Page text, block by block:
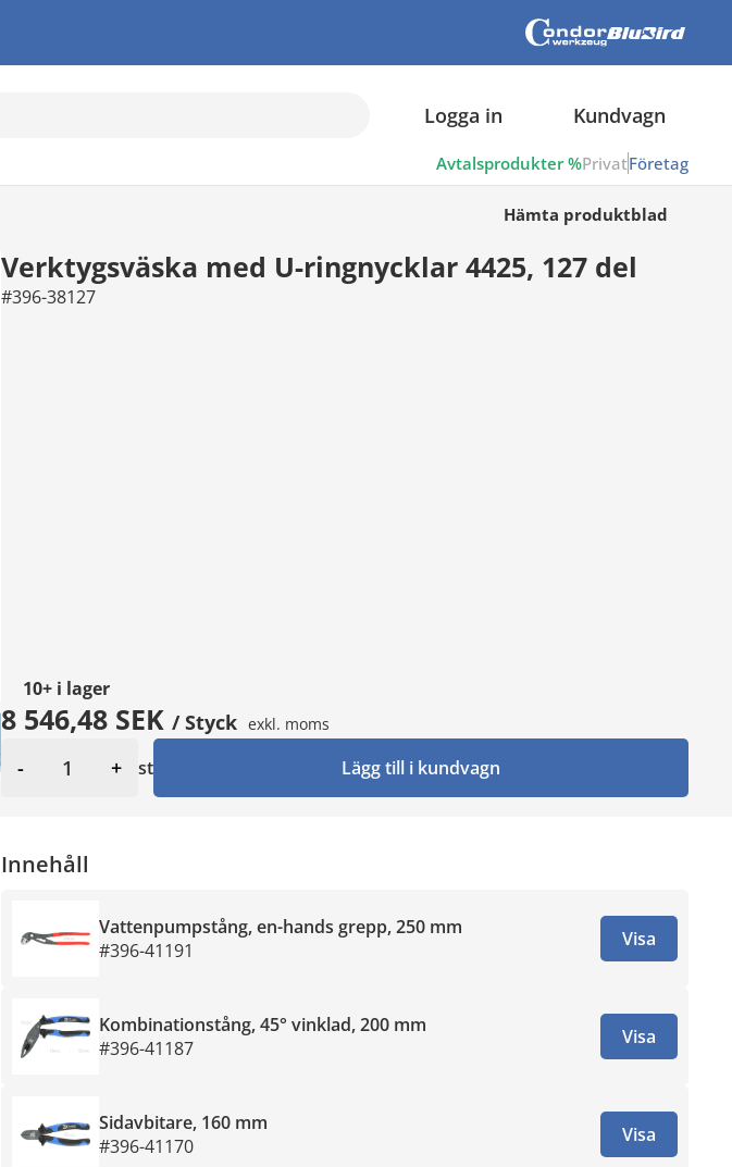
Logga in Kundvagn
Avtalsprodukter %PrivatFöretag
Hämta produktblad
Verktygsväska med U-ringnycklar 4425, 127 del
#396-38127
10+ i lager
8 546,48 SEK / Styck exkl. moms
- + st Lägg till i kundvagn
Innehåll
Vattenpumpstång, en-hands grepp, 250 mm
#396-41191
Visa
Kombinationstång, 45° vinklad, 200 mm
#396-41187
Visa
Sidavbitare, 160 mm
#396-41170
Visa